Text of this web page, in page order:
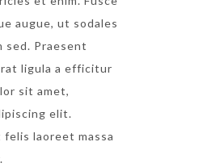
augue, ut sodales
sed. Praesent
ligula a efficitur
sit amet,
elit.
felis laoreet massa